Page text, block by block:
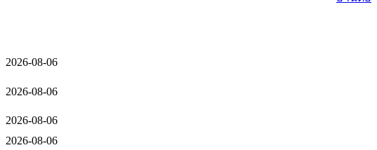
2026-08-06
2026-08-06
2026-08-06
2026-08-06